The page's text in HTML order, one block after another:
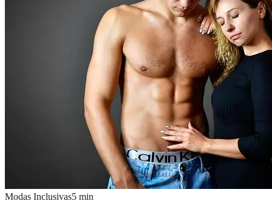
Modas Inclusivas5 min